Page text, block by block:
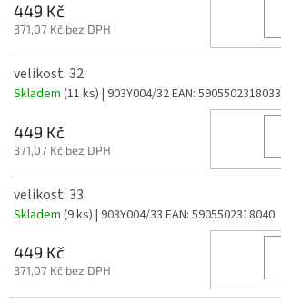
449 Kč
371,07 Kč bez DPH
velikost: 32
Skladem (11 ks) | 903Y004/32EAN: 5905502318033
449 Kč
371,07 Kč bez DPH
velikost: 33
Skladem (9 ks) | 903Y004/33 EAN: 5905502318040
449 Kč
371,07 Kč bez DPH